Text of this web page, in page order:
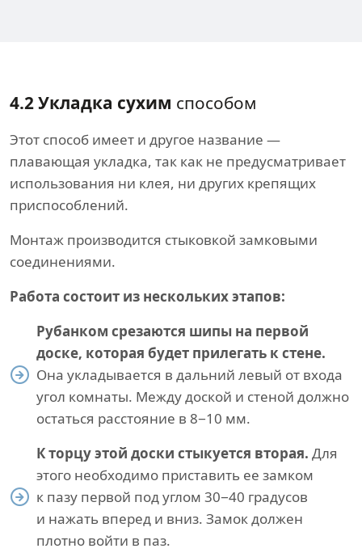
4.2 Укладка сухим способом
Этот способ имеет и другое название —
плавающая укладка, так как не предусматривает
использования ни клея, ни других крепящих
приспособлений.
Монтаж производится стыковкой замковыми
соединениями.
Работа состоит из нескольких этапов:
Рубанком срезаются шипы на первой
доске, которая будет прилегать к стене.
Она укладывается в дальний левый от входа
угол комнаты. Между доской и стеной должно
остаться расстояние в 8−10 мм.
К торцу этой доски стыкуется вторая. Для
этого необходимо приставить ее замком
к пазу первой под углом 30−40 градусов
и нажать вперед и вниз. Замок должен
плотно войти в паз.